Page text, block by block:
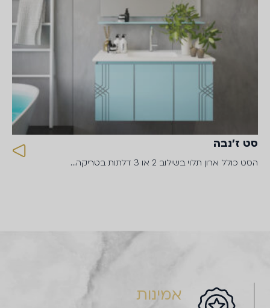
סט ז׳נבה
הסט כולל ארון תלוי בשילוב 2 או 3 דלתות בטריקה…
אמינות